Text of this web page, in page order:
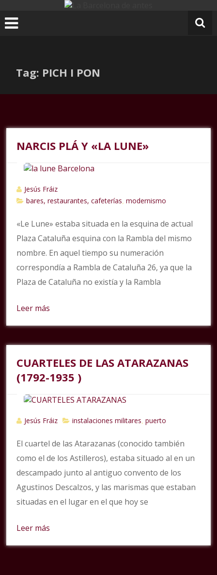
al
contenido
Tag: PICH I PON
NARCIS PLÁ Y «LA LUNE»
Jesús Fráiz
bares, restaurantes, cafeterías
,modernismo
«Le Lune» estaba situada en la esquina de actual
Plaza Cataluña esquina con la Rambla del mismo
nombre. En aquel tiempo su numeración
correspondía a Rambla de Cataluña 26, ya que la
Plaza de Cataluña no existía y la Rambla
Leer más
CUARTELES DE LAS ATARAZANAS
(1792-1935 )
Jesús Fráiz instalaciones militares ,puerto
El cuartel de las Atarazanas (conocido también
como el de los Astilleros), estaba situado al en un
descampado junto al antiguo convento de los
Agustinos Descalzos, y las marismas que estaban
situadas en el lugar en el que hoy se
Leer más